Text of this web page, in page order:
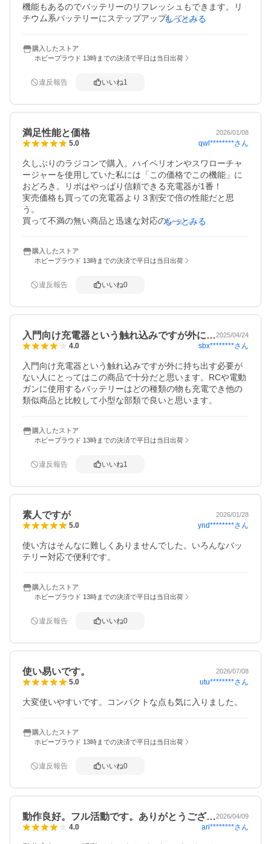
機能もあるのでバッテリーのリフレッシュもできます。リ
チウム系バッテリーにステップアップしても使えるので入
もっとみる
購入したストア
ホビープラウド 13時までの決済で平日は当日出荷
違反報告 いいね1
満足性能と価格 2026/01/08
5.0 qwl********さん
久しぶりのラジコンで購入。ハイペリオンやスワローチャ
ージャーを使用していた私には「この価格でこの機能」に
おどろき。リポはやっぱり信頼できる充電器が1番！
実売価格も買っての充電器より３割安で倍の性能だと思
う。
買って不満の無い商品と迅速な対応のショップでここで買
もっとみる
購入したストア
ホビープラウド 13時までの決済で平日は当日出荷
違反報告 いいね0
入門向け充電器という触れ込みですが外に…2025/04/24
4.0 sbx********さん
入門向け充電器という触れ込みですが外に持ち出す必要が
ない人にとってはこの商品で十分だと思います。RCや電動
ガンに使用するバッテリーはどの種類の物も充電でき他の
類似商品と比較して小型な部類で良いと思います。
購入したストア
ホビープラウド 13時までの決済で平日は当日出荷
違反報告 いいね1
素人ですが 2026/01/28
5.0 ynd********さん
使い方はそんなに難しくありませんでした。いろんなバッ
テリー対応で便利です。
購入したストア
ホビープラウド 13時までの決済で平日は当日出荷
違反報告 いいね0
使い易いです。 2026/07/08
5.0 utu********さん
大変使いやすいです。コンパクトな点も気に入りました。
購入したストア
ホビープラウド 13時までの決済で平日は当日出荷
違反報告 いいね0
動作良好。フル活動です。ありがとうござ…2026/04/09
4.0 ari********さん